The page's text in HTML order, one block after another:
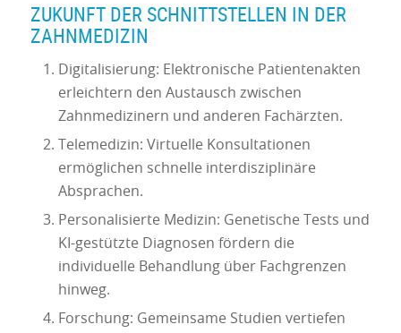
ZUKUNFT DER SCHNITTSTELLEN IN DER
ZAHNMEDIZIN
Digitalisierung: Elektronische Patientenakten
erleichtern den Austausch zwischen
Zahnmedizinern und anderen Fachärzten.
Telemedizin: Virtuelle Konsultationen
ermöglichen schnelle interdisziplinäre
Absprachen.
Personalisierte Medizin: Genetische Tests und
KI-gestützte Diagnosen fördern die
individuelle Behandlung über Fachgrenzen
hinweg.
Forschung: Gemeinsame Studien vertiefen